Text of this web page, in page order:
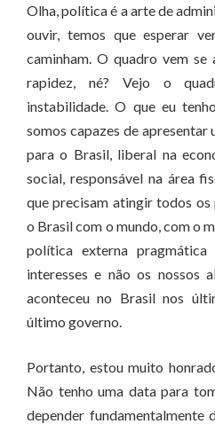
Olha, política é a arte de
ouvir, temos que esperar
caminham. O quadro vem
rapidez, né? Vejo o
instabilidade. O que eu
somos capazes de
para o Brasil, liberal na
social, responsável na área
que precisam atingir todos
o Brasil com o mundo, com o
política externa
interesses e não os nossos
aconteceu no Brasil nos
último governo.
Portanto, estou muito
Não tenho uma data para
depender fundamentalmente